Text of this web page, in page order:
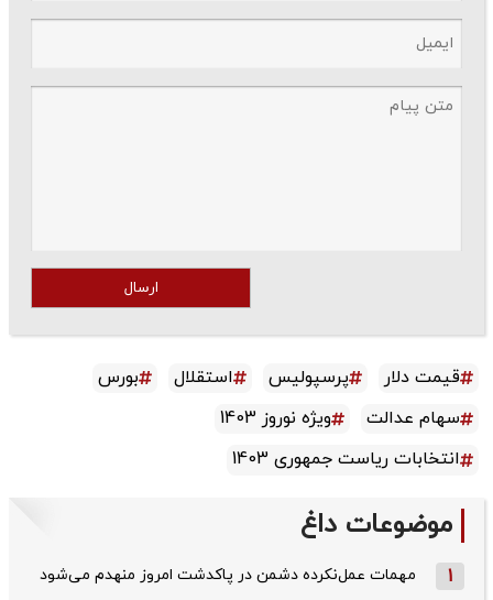
ارسال
قیمت دلار پرسپولیس استقلال
بورس
سهام عدالت
ویژه نوروز 1403
انتخابات ریاست جمهوری 1403
موضوعات داغ
1 مهمات عمل‌نکرده دشمن در پاکدشت امروز منهدم می‌شود